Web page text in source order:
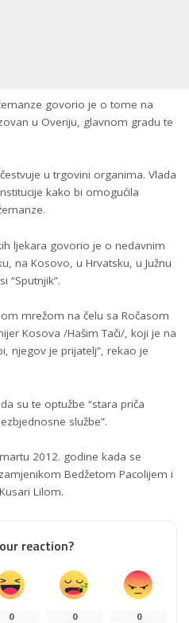
govorio je o tome na
u Overiju, glavnom gradu te
u trgovini organima. Vlada
kako bi omogućila
ljekara govorio je o nedavnim
na Kosovo, u Hrvatsku, u Južnu
“Sputnjik”.
mrežom na čelu sa Ročasom
Kosova /Hašim Tači/, koji je na
njegov je prijatelj”, rekao je
su te optužbe “stara priča
službe”.
2012. godine kada se
Bedžetom Pacolijem i
Lilom.
reaction?
0 0 0